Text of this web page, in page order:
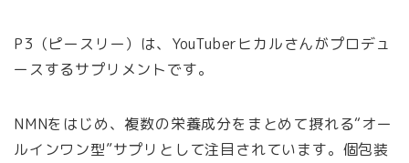
P3（ピースリー）は、YouTuberヒカルさんがプロデュ
ースするサプリメントです。
NMNをはじめ、複数の栄養成分をまとめて摂れる“オー
ルインワン型”サプリとして注目されています。個包装